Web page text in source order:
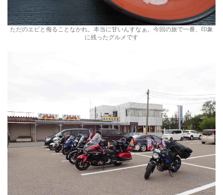
ただのエビと侮ることなかれ。本当に甘いんすなぁ。今回の旅で一番、印象
に残ったグルメです